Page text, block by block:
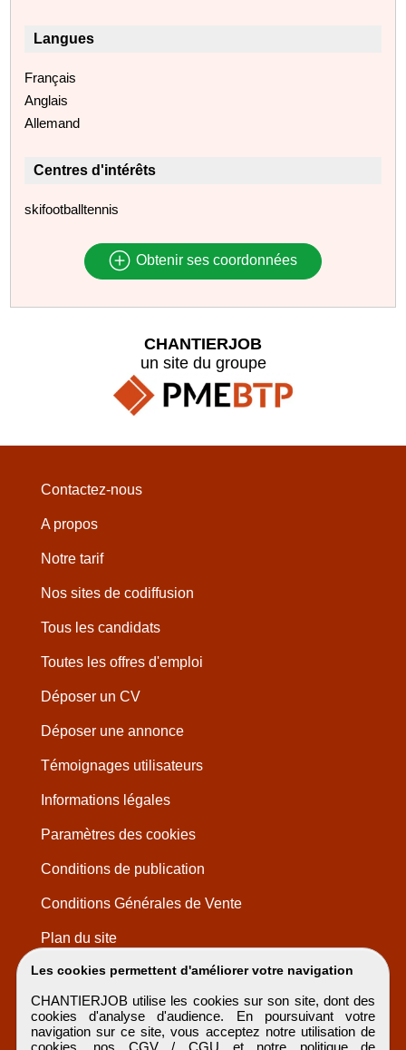
Langues
Français
Anglais
Allemand
Centres d'intérêts
skifootballtennis
Obtenir ses coordonnées
Les cookies permettent d'améliorer votre navigation
CHANTIERJOB utilise les cookies sur son site, dont des
cookies d'analyse d'audience. En poursuivant votre
navigation sur ce site, vous acceptez notre utilisation de
cookies, nos CGV / CGU et notre politique de
CHANTIERJOB
un site du groupe
Contactez-nous
A propos
Notre tarif
Nos sites de codiffusion
Tous les candidats
Toutes les offres d'emploi
Déposer un CV
Déposer une annonce
Témoignages utilisateurs
Informations légales
Paramètres des cookies
Conditions de publication
Conditions Générales de Vente
Plan du site